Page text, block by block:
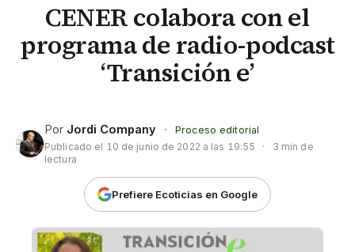
CENER colabora con el
programa de radio-podcast
‘Transición e’
Por Jordi Company ·
Proceso editorial
Publicado el 10 de junio de 2022 a las 19:55 ·
3 min de
lectura
Prefiere Ecoticias en Google